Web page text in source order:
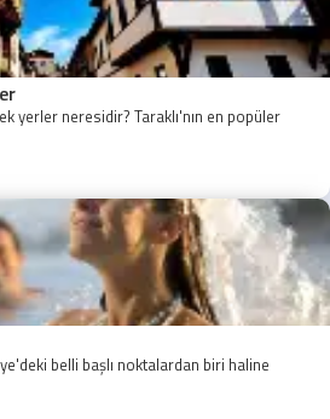
yerler neresidir? Taraklı'nın en popüler
belli başlı noktalardan biri haline